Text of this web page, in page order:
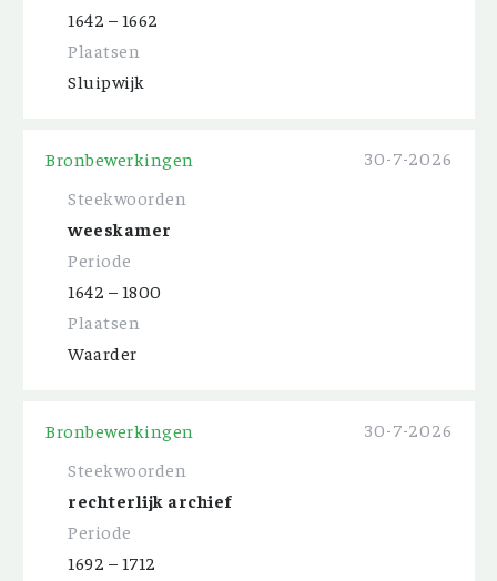
1642 – 1662
Plaatsen
Sluipwijk
Bronbewerkingen
30-7-2026
Steekwoorden
weeskamer
Periode
1642 – 1800
Plaatsen
Waarder
Bronbewerkingen
30-7-2026
Steekwoorden
rechterlijk archief
Periode
1692 – 1712